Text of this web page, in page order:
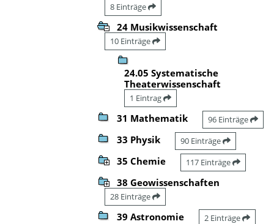
8 Einträge
24 Musikwissenschaft
10 Einträge
24.05 Systematische
Theaterwissenschaft
1 Eintrag
31 Mathematik 96 Einträge
33 Physik 90 Einträge
35 Chemie 117 Einträge
38 Geowissenschaften
28 Einträge
39 Astronomie 2 Einträge